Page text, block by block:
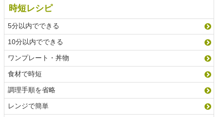
時短レシピ
5分以内でできる
10分以内でできる
ワンプレート・丼物
食材で時短
調理手順を省略
レンジで簡単